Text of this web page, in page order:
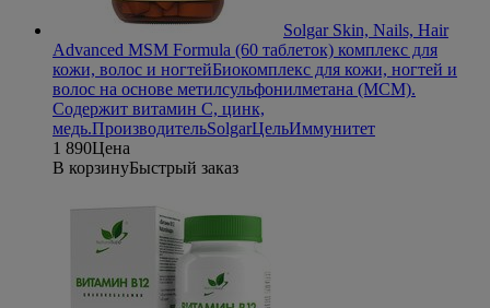
Solgar Skin, Nails, Hair
Advanced MSM Formula (60 таблеток) комплекс для
кожи, волос и ногтейБиокомплекс для кожи, ногтей и
волос на основе метилсульфонилметана (МСМ).
Содержит витамин С, цинк,
медь.ПроизводительSolgarЦельИммунитет
1 890Цена
В корзинуБыстрый заказ